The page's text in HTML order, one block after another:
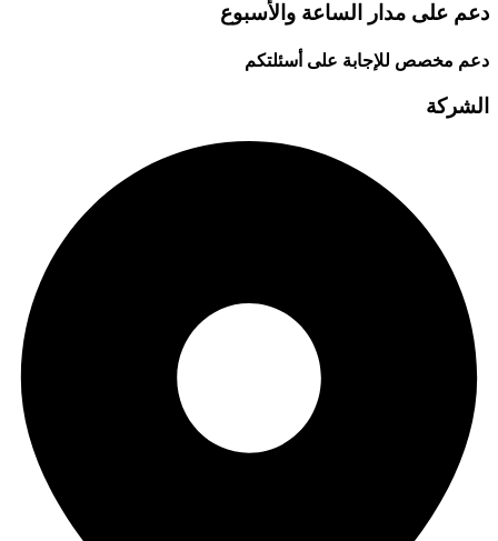
دعم على مدار الساعة والأسبوع
دعم مخصص للإجابة على أسئلتكم
الشركة